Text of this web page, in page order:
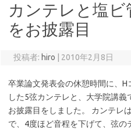
カンテレと塩
をお披露目
投稿者: hiro 2010年2月8日
卒業論文発表会の休憩時間に、
した5弦カンテレと、大学院講
お披露目をしました。 カンテレ
で、4度ほど音程を下げて、弦